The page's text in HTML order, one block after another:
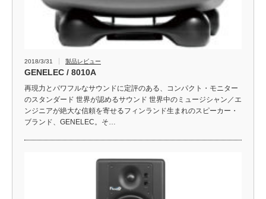
2018/3/31 製品レビュー
GENELEC / 8010A
再現力とパワフルなサウンドに定評のある、コンパクト・モニター
のスタンダード 世界が認めるサウンド 世界中のミュージシャン／エ
ンジニアが絶大な信頼を寄せるフィンランド生まれのスピーカー・
ブランド、GENELEC。そ…